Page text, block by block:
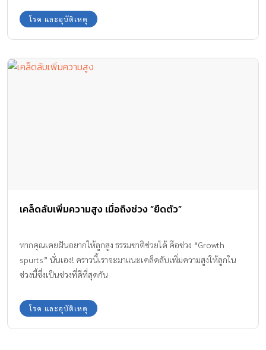
โรค และอุบัติเหตุ
เคล็ดลับเพิ่มความสูง เมื่อถึงช่วง “ยืดตัว”
หากคุณเคยฝันอยากให้ลูกสูง ธรรมชาติช่วยได้ คือช่วง “Growth
spurts” นั่นเอง! คราวนี้เราจะมาแนะเคล็ดลับเพิ่มความสูงให้ลูกใน
ช่วงนี้ซึ่งเป็นช่วงที่ดีที่สุดกัน
โรค และอุบัติเหตุ